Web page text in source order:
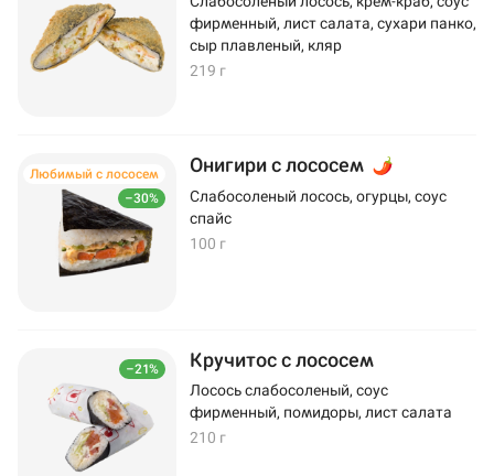
фирменный, лист салата, сухари панко,
сыр плавленый, кляр
219 г
–30%
Любимый с лососем Онигири с лососем
Слабосоленый лосось, огурцы, соус
спайс
100 г
–21% Кручитос с лососем
Лосось слабосоленый, соус
фирменный, помидоры, лист салата
210 г